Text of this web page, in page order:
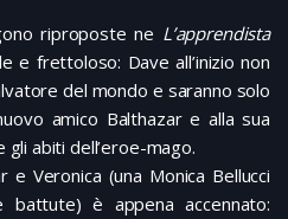
riproposte ne L’apprendista
e frettoloso: Dave all’inizio non
del mondo e saranno solo
amico Balthazar e alla sua
gli abiti dell’eroe-mago.
e Veronica (una Monica Bellucci
battute) è appena accennato: